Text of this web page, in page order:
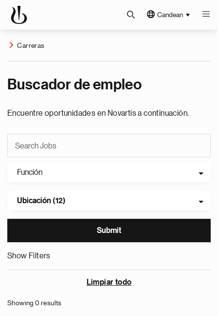
Candean
Carreras
Buscador de empleo
Encuentre oportunidades en Novartis a continuación.
Función
Ubicación (12)
Show Filters
Limpiar todo
Showing 0 results